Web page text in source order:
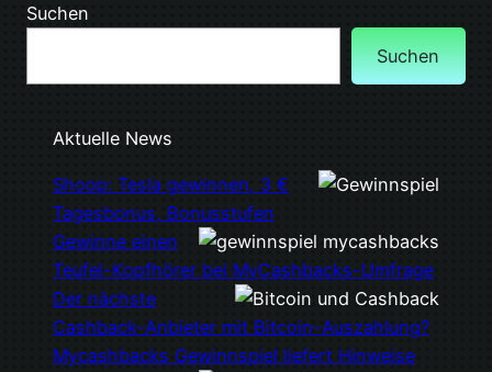
Suchen
Suchen
Aktuelle News
Shoop: Tesla gewinnen, 3 €
Tagesbonus, Bonusstufen
Gewinne einen
Teufel-Kopfhörer bei MyCashbacks-Umfrage
Der nächste
Cashback-Anbieter mit Bitcoin-Auszahlung?
Mycashbacks Gewinnspiel liefert Hinweise